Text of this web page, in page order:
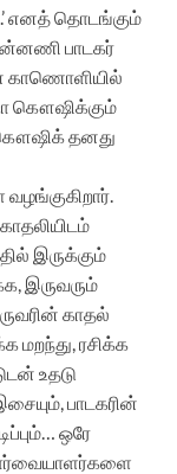
..’எனத்தொடங்கும்
பாடகர்
காணொளியில்
கௌஷிக்கும்
தனது
வழங்குகிறார்
காதலியிடம்
இருக்கும்
இருவரும்
காதல்
மறந்து ரசிக்க
உதடு
பாடகரின்
ஒரே